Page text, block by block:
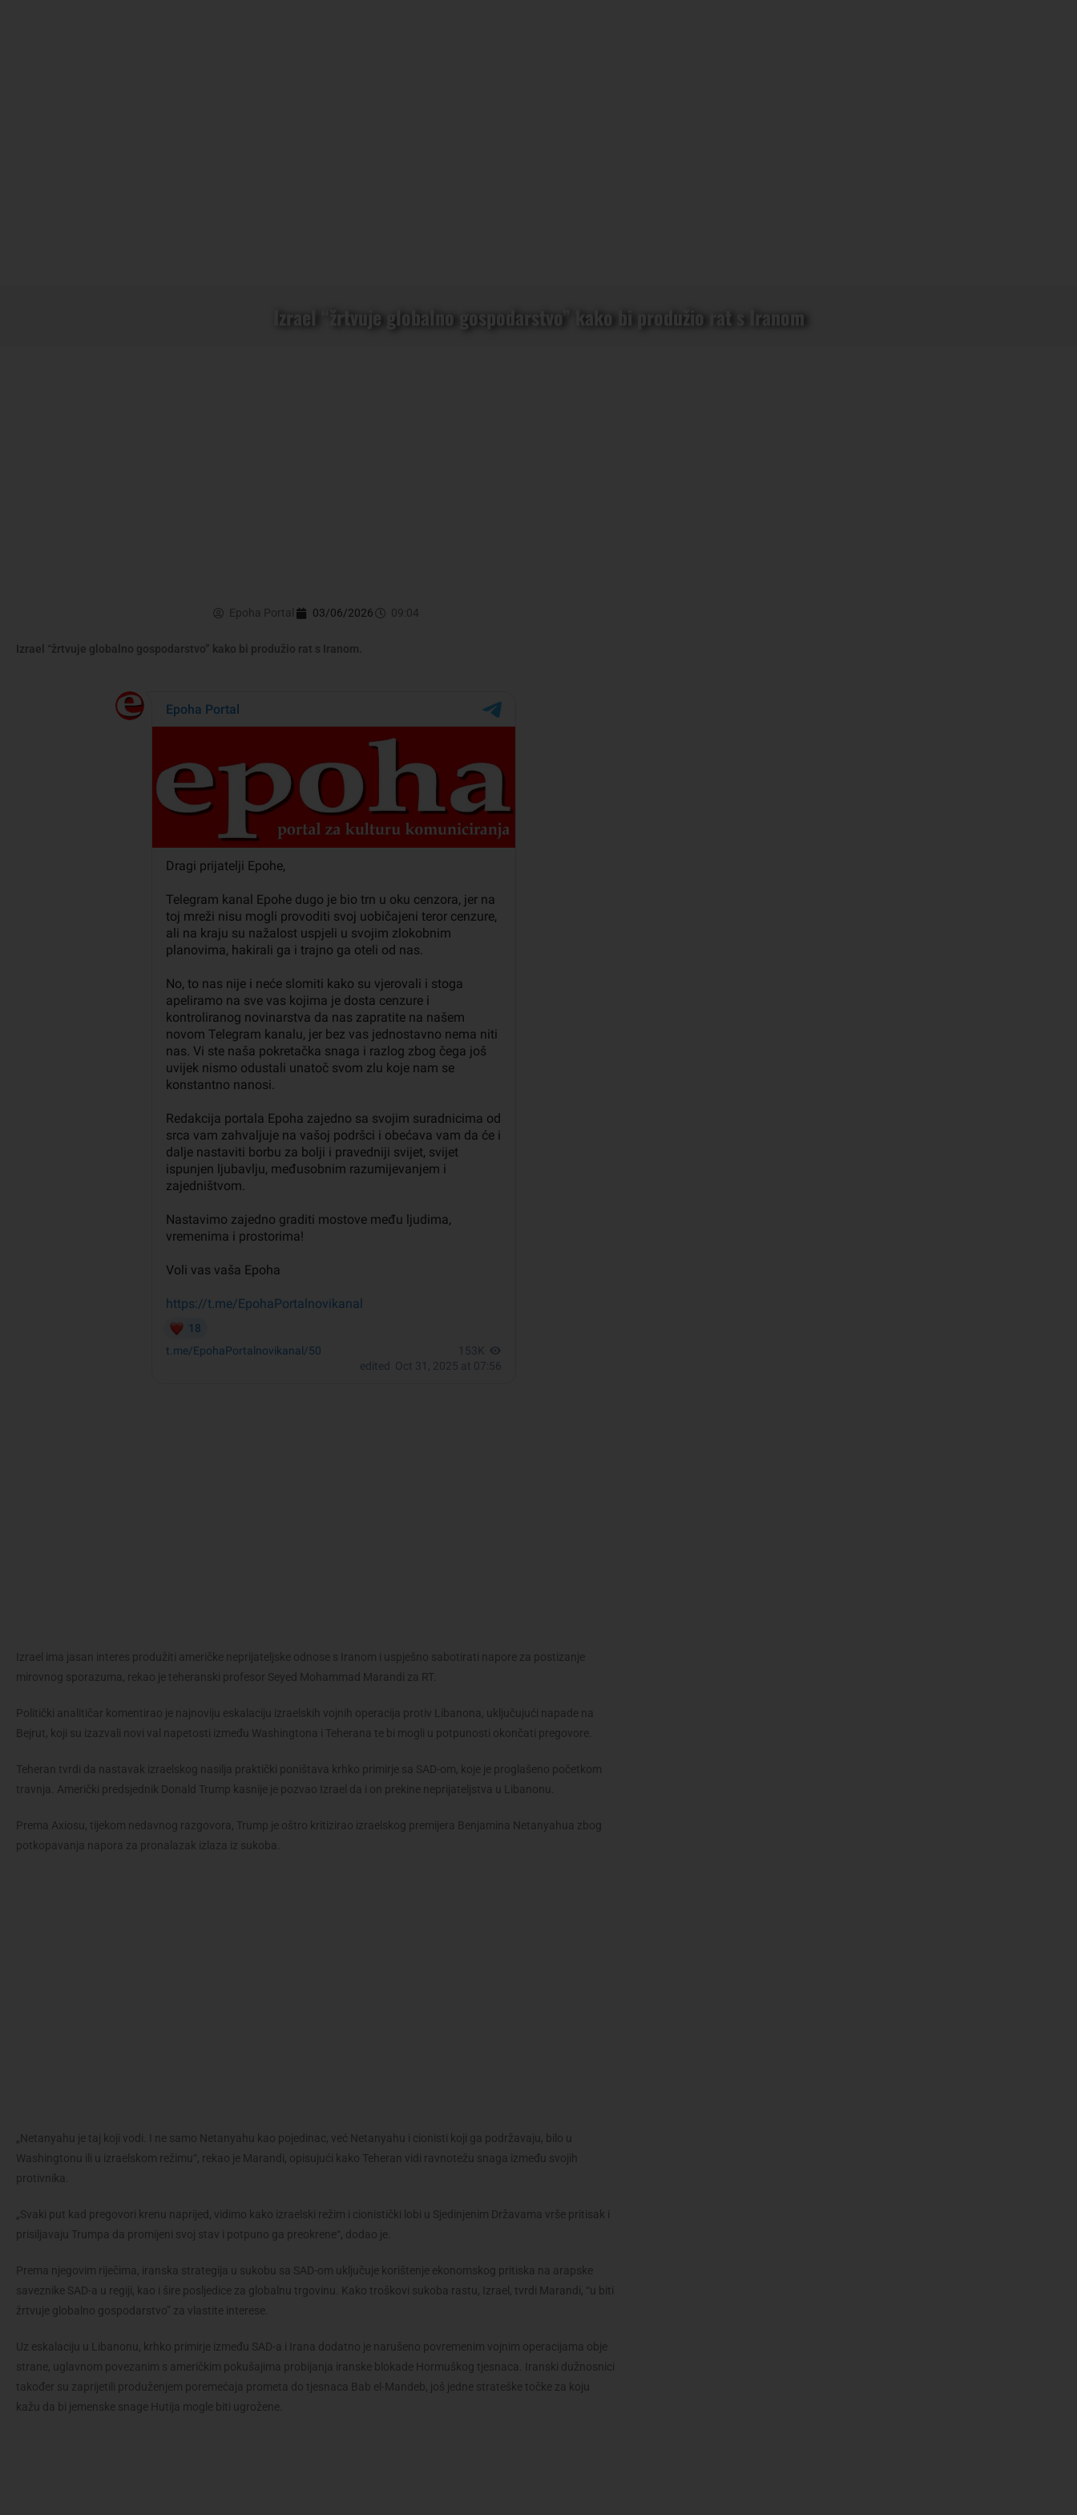
Izrael “žrtvuje globalno gospodarstvo” kako bi produžio rat s Iranom
Epoha Portal 03/06/2026 09:04
Izrael “žrtvuje globalno gospodarstvo” kako bi produžio rat s Iranom.
Izrael ima jasan interes produžiti američke neprijateljske odnose s Iranom i uspješno sabotirati napore za postizanje
mirovnog sporazuma, rekao je teheranski profesor Seyed Mohammad Marandi za RT.
Politički analitičar komentirao je najnoviju eskalaciju izraelskih vojnih operacija protiv Libanona, uključujući napade na
Bejrut, koji su izazvali novi val napetosti između Washingtona i Teherana te bi mogli u potpunosti okončati pregovore.
Teheran tvrdi da nastavak izraelskog nasilja praktički poništava krhko primirje sa SAD-om, koje je proglašeno početkom
travnja. Američki predsjednik Donald Trump kasnije je pozvao Izrael da i on prekine neprijateljstva u Libanonu.
Prema Axiosu, tijekom nedavnog razgovora, Trump je oštro kritizirao izraelskog premijera Benjamina Netanyahua zbog
potkopavanja napora za pronalazak izlaza iz sukoba.
„Netanyahu je taj koji vodi. I ne samo Netanyahu kao pojedinac, već Netanyahu i cionisti koji ga podržavaju, bilo u
Washingtonu ili u izraelskom režimu“, rekao je Marandi, opisujući kako Teheran vidi ravnotežu snaga između svojih
protivnika.
„Svaki put kad pregovori krenu naprijed, vidimo kako izraelski režim i cionistički lobi u Sjedinjenim Državama vrše pritisak i
prisiljavaju Trumpa da promijeni svoj stav i potpuno ga preokrene“, dodao je.
Prema njegovim riječima, iranska strategija u sukobu sa SAD-om uključuje korištenje ekonomskog pritiska na arapske
saveznike SAD-a u regiji, kao i šire posljedice za globalnu trgovinu. Kako troškovi sukoba rastu, Izrael, tvrdi Marandi, “u biti
žrtvuje globalno gospodarstvo” za vlastite interese.
Uz eskalaciju u Libanonu, krhko primirje između SAD-a i Irana dodatno je narušeno povremenim vojnim operacijama obje
strane, uglavnom povezanim s američkim pokušajima probijanja iranske blokade Hormuškog tjesnaca. Iranski dužnosnici
također su zaprijetili produženjem poremećaja prometa do tjesnaca Bab el-Mandeb, još jedne strateške točke za koju
kažu da bi jemenske snage Hutija mogle biti ugrožene.